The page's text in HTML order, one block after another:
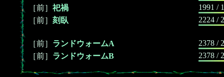
［前］ 祀禍
1991 /
［前］ 刻臥 2224 /
［前］ ランドウォームA
2378 /
［前］ ランドウォームB 2378 /